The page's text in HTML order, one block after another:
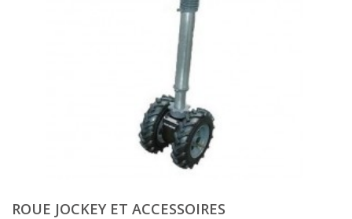
ROUE JOCKEY ET ACCESSOIRES